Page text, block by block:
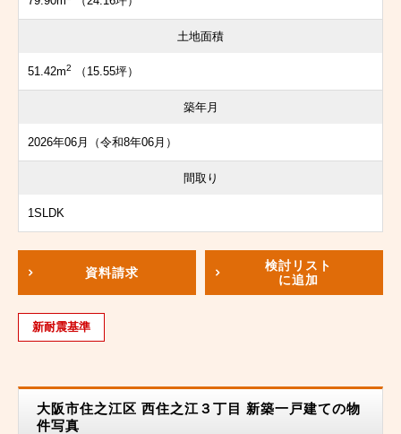
土地面積
51.42m2 （15.55坪）
築年月
2026年06月（令和8年06月）
間取り
1SLDK
資料請求
検討リスト
に追加
新耐震基準
大阪市住之江区 西住之江３丁目 新築一戸建ての物
件写真